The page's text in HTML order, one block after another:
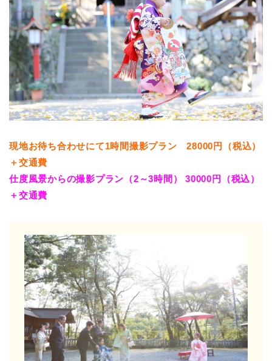
現地お待ち合わせにて1時間撮影プラン 28000円（税込）
＋交通費
仕度風景からの撮影プラン（2～3時間） 30000円（税込）
＋交通費